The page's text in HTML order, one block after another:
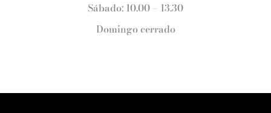
Sábado: 10.00 – 13.30
Domingo cerrado